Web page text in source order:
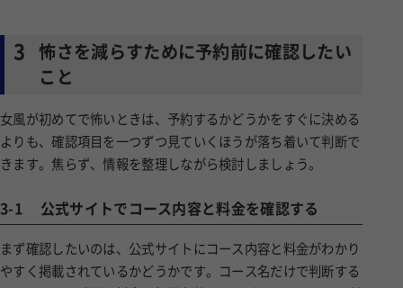
3
怖さを減らすために予約前に確認したい
こと
女風が初めてで怖いときは、予約するかどうかをすぐに決める
よりも、確認項目を一つずつ見ていくほうが落ち着いて判断で
きます。焦らず、情報を整理しながら検討しましょう。
3-1 公式サイトでコース内容と料金を確認する
まず確認したいのは、公式サイトにコース内容と料金がわかり
やすく掲載されているかどうかです。コース名だけで判断する